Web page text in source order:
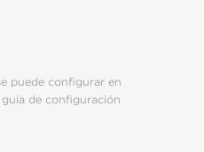
puede configurar en
de configuración